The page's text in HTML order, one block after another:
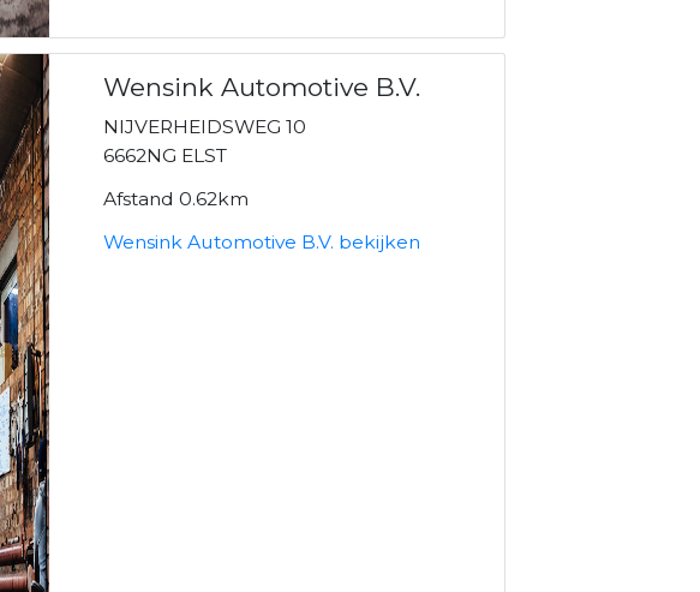
Wensink Automotive B.V.
NIJVERHEIDSWEG 10
6662NG ELST
Afstand 0.62km
Wensink Automotive B.V. bekijken